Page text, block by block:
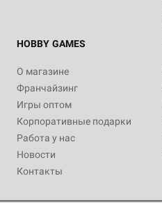
HOBBY GAMES
О магазине
Франчайзинг
Игры оптом
Корпоративные подарки
Работа у нас
Новости
Контакты